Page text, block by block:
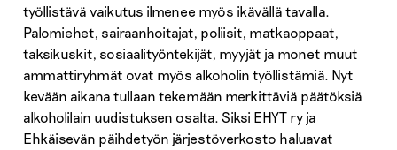
työllistävä vaikutus ilmenee myös ikävällä tavalla.
Palomiehet, sairaanhoitajat, poliisit, matkaoppaat,
taksikuskit, sosiaalityöntekijät, myyjät ja monet muut
ammattiryhmät ovat myös alkoholin työllistämiä. Nyt
kevään aikana tullaan tekemään merkittäviä päätöksiä
alkoholilain uudistuksen osalta. Siksi EHYT ry ja
Ehkäisevän päihdetyön järjestöverkosto haluavat